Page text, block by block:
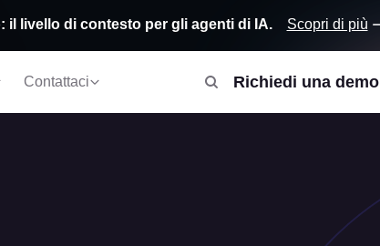
Contattaci Richiedi una demo
il livello di contesto per gli agenti di IA. Scopri di più